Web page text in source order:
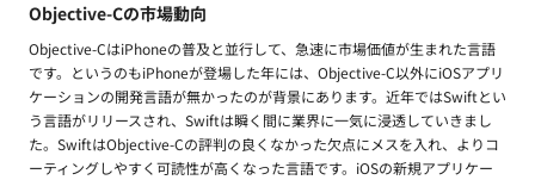
Objective-Cの市場動向
Objective-CはiPhoneの普及と並行して、急速に市場価値が生まれた言語
です。というのもiPhoneが登場した年には、Objective-C以外にiOSアプリ
ケーションの開発言語が無かったのが背景にあります。近年ではSwiftとい
う言語がリリースされ、Swiftは瞬く間に業界に一気に浸透していきまし
た。SwiftはObjective-Cの評判の良くなかった欠点にメスを入れ、よりコ
ーティングしやすく可読性が高くなった言語です。iOSの新規アプリケー